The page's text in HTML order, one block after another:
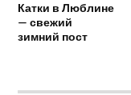
Катки в Люблине
— свежий
зимний пост